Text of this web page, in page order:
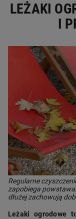
LEŻAKI
I
Regularne
zapobiega
dłużej zachowują
Leżaki ogrodowe